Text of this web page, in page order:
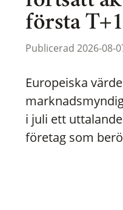
första
Publicerad 2026-08-
Europeiska
i juli ett
företag som